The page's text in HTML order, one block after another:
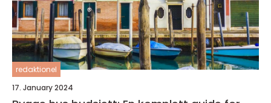
redaktionel
17. January 2024